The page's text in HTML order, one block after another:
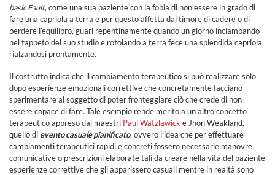
basic Fault, come una sua paziente con la fobia di non essere in grado di
fare una capriola a terra e per questo affetta dal timore di cadere o di
perdere l’equilibro, guarì repentinamente quando un giorno inciampando
nel tappeto del suo studio e rotolando a terra fece una splendida capriola
rialzandosi prontamente.
Il costrutto indica che il cambiamento terapeutico si può realizzare solo
dopo esperienze emozionali correttive che concretamente facciano
sperimentare al soggetto di poter fronteggiare ciò che crede di non
essere capace di fare. Tale esempio rende merito a un altro concetto
terapeutico appreso dai maestri Paul Watzlawicke Jhon Weakland,
quello di evento casuale pianificato, ovvero l’idea che per effettuare
cambiamenti terapeutici rapidi e concreti fossero necessarie manovre
comunicative o prescrizioni elaborate tali da creare nella vita del paziente
esperienze correttive che gli apparissero casuali mentre in realtà sono